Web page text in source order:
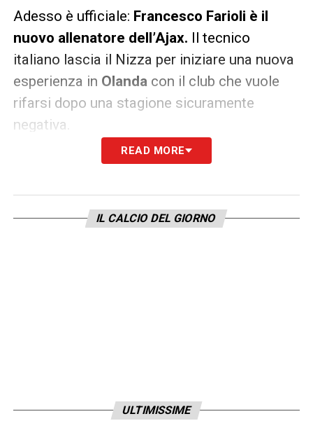
Adesso è ufficiale: Francesco Farioli è il
nuovo allenatore dell’Ajax. Il tecnico
italiano lascia il Nizza per iniziare una nuova
esperienza in Olanda con il club che vuole
rifarsi dopo una stagione sicuramente
negativa.
Farioliera stato anche accostato
affondo decisivo per il tecnico portoghese
READ MORE
IL CALCIO DEL GIORNO
ULTIMISSIME